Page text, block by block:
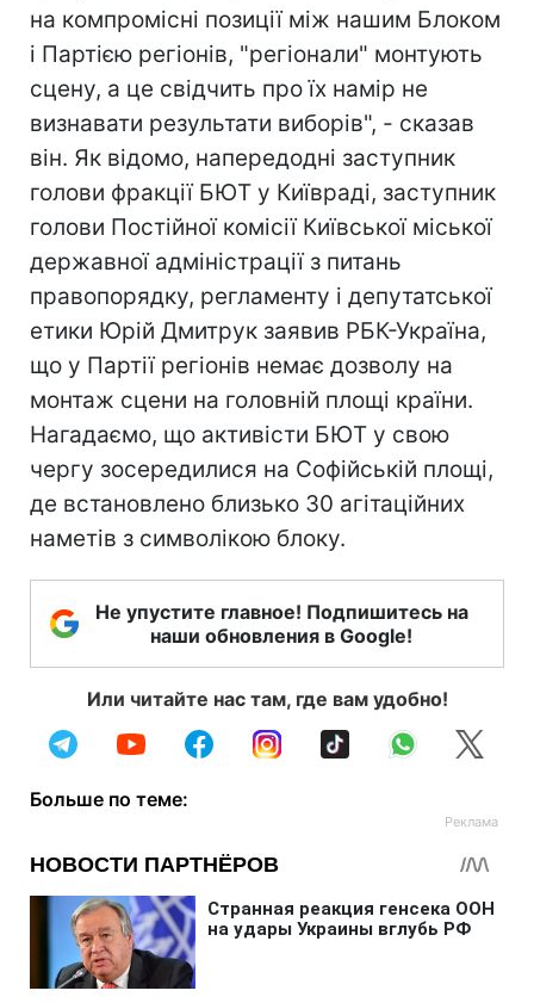
на компромісні позиції між нашим Блоком
і Партією регіонів, "регіонали" монтують
сцену, а це свідчить про їх намір не
визнавати результати виборів", - сказав
він. Як відомо, напередодні заступник
голови фракції БЮТ у Київраді, заступник
голови Постійної комісії Київської міської
державної адміністрації з питань
правопорядку, регламенту і депутатської
етики Юрій Дмитрук заявив РБК-Україна,
що у Партії регіонів немає дозволу на
монтаж сцени на головній площі країни.
Нагадаємо, що активісти БЮТ у свою
чергу зосередилися на Софійській площі,
де встановлено близько 30 агітаційних
наметів з символікою блоку.
Не упустите главное! Подпишитесь на
наши обновления в Google!
Или читайте нас там, где вам удобно!
Больше по теме: